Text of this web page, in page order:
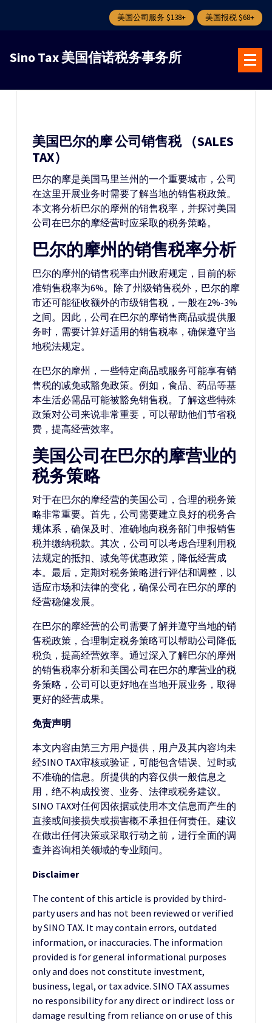
美国公司服务 $138+ 美国报税 $68+
Sino Tax 美国信诺税务事务所
美国巴尔的摩 公司销售税 （SALES
TAX）
巴尔的摩是美国马里兰州的一个重要城市，公司
在这里开展业务时需要了解当地的销售税政策。
本文将分析巴尔的摩州的销售税率，并探讨美国
公司在巴尔的摩经营时应采取的税务策略。
巴尔的摩州的销售税率分析
巴尔的摩州的销售税率由州政府规定，目前的标
准销售税率为6%。除了州级销售税外，巴尔的摩
市还可能征收额外的市级销售税，一般在2%-3%
之间。因此，公司在巴尔的摩销售商品或提供服
务时，需要计算好适用的销售税率，确保遵守当
地税法规定。
在巴尔的摩州，一些特定商品或服务可能享有销
售税的减免或豁免政策。例如，食品、药品等基
本生活必需品可能被豁免销售税。了解这些特殊
政策对公司来说非常重要，可以帮助他们节省税
费，提高经营效率。
美国公司在巴尔的摩营业的
税务策略
对于在巴尔的摩经营的美国公司，合理的税务策
略非常重要。首先，公司需要建立良好的税务合
规体系，确保及时、准确地向税务部门申报销售
税并缴纳税款。其次，公司可以考虑合理利用税
法规定的抵扣、减免等优惠政策，降低经营成
本。最后，定期对税务策略进行评估和调整，以
适应市场和法律的变化，确保公司在巴尔的摩的
经营稳健发展。
在巴尔的摩经营的公司需要了解并遵守当地的销
售税政策，合理制定税务策略可以帮助公司降低
税负，提高经营效率。通过深入了解巴尔的摩州
的销售税率分析和美国公司在巴尔的摩营业的税
务策略，公司可以更好地在当地开展业务，取得
更好的经营成果。
免责声明
本文内容由第三方用户提供，用户及其内容均未
经SINO TAX审核或验证，可能包含错误、过时或
不准确的信息。所提供的内容仅供一般信息之
用，绝不构成投资、业务、法律或税务建议。
SINO TAX对任何因依据或使用本文信息而产生的
直接或间接损失或损害概不承担任何责任。建议
在做出任何决策或采取行动之前，进行全面的调
查并咨询相关领域的专业顾问。
Disclaimer
The content of this article is provided by third-
party users and has not been reviewed or verified
by SINO TAX. It may contain errors, outdated
information, or inaccuracies. The information
provided is for general informational purposes
only and does not constitute investment,
business, legal, or tax advice. SINO TAX assumes
no responsibility for any direct or indirect loss or
damage resulting from reliance on or use of this